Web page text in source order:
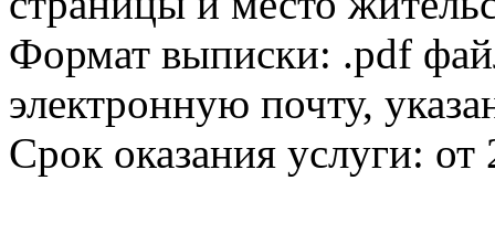
Формат выписки: .pdf
электронную почту,
Срок оказания услуги: от